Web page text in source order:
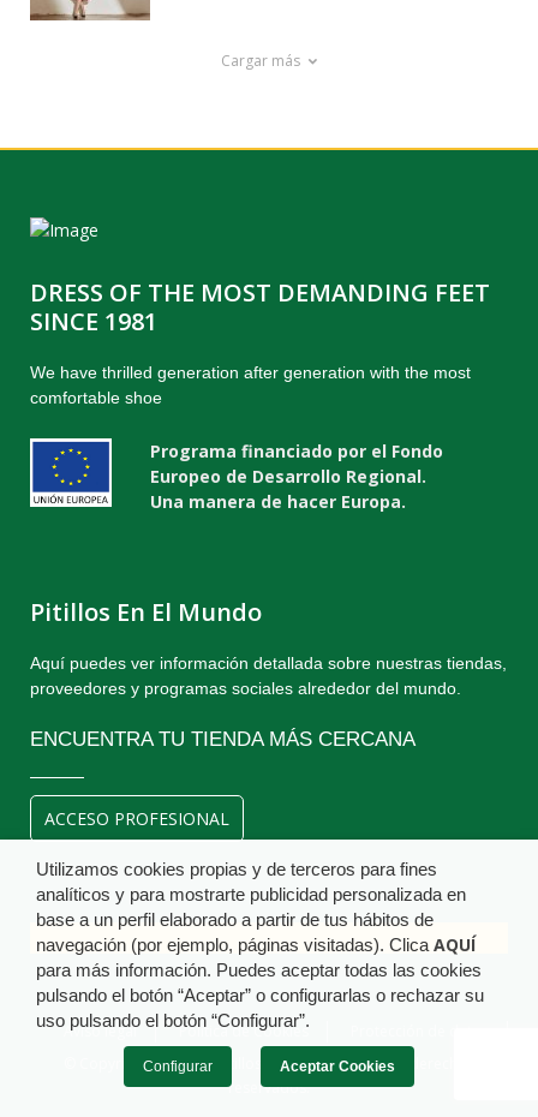
Cargar más
DRESS OF THE MOST DEMANDING FEET
SINCE 1981
We have thrilled generation after generation with the most
comfortable shoe
Programa financiado por el Fondo
Europeo de Desarrollo Regional.
Una manera de hacer Europa.
Pitillos En El Mundo
Aquí puedes ver información detallada sobre nuestras tiendas,
proveedores y programas sociales alrededor del mundo.
ENCUENTRA TU TIENDA MÁS CERCANA
ACCESO PROFESIONAL
Aviso legal Política de Cookies
© Copyright Calzados Pitillos S.A. 2018 . Todos los derechos
reservados.
Utilizamos cookies propias y de terceros para fines
analíticos y para mostrarte publicidad personalizada en
base a un perfil elaborado a partir de tus hábitos de
navegación (por ejemplo, páginas visitadas). Clica AQUÍ
para más información. Puedes aceptar todas las cookies
pulsando el botón “Aceptar” o configurarlas o rechazar su
uso pulsando el botón “Configurar”.
Configurar Aceptar Cookies